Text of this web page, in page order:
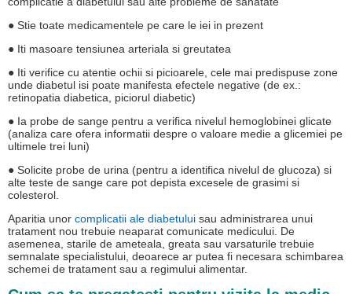
● Stie toate medicamentele pe care le iei in prezent
● Iti masoare tensiunea arteriala si greutatea
● Iti verifice cu atentie ochii si picioarele, cele mai predispuse zone
unde diabetul isi poate manifesta efectele negative (de ex.:
retinopatia diabetica, piciorul diabetic)
● Ia probe de sange pentru a verifica nivelul hemoglobinei glicate
(analiza care ofera informatii despre o valoare medie a glicemiei pe
ultimele trei luni)
● Solicite probe de urina (pentru a identifica nivelul de glucoza) si
alte teste de sange care pot depista excesele de grasimi si
colesterol.
Aparitia unor complicatii ale diabetului sau administrarea unui
tratament nou trebuie neaparat comunicate medicului. De
asemenea, starile de ameteala, greata sau varsaturile trebuie
semnalate specialistului, deoarece ar putea fi necesara schimbarea
schemei de tratament sau a regimului alimentar.